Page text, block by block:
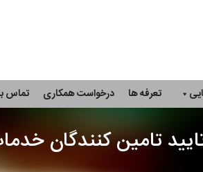
تعرفه ها درخواست همکاری تماس
تامین کنندگان